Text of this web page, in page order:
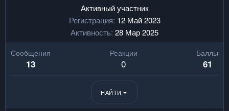
Активный участник
Регистрация 12 Май 2023
Активность 28 Мар 2025
Сообщения
13
Реакции
0
Баллы
61
НАЙТИ